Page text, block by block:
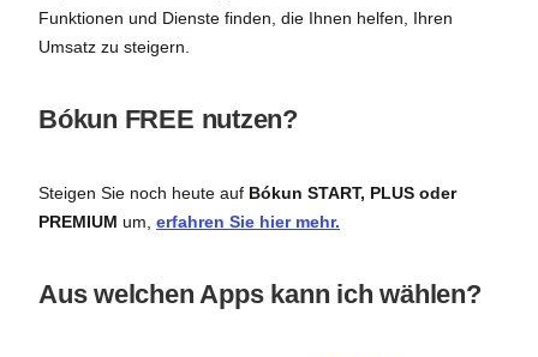
Funktionen und Dienste finden, die Ihnen helfen, Ihren
Umsatz zu steigern.
Bókun FREE nutzen?
Steigen Sie noch heute auf Bókun START, PLUS oder
PREMIUM um, erfahren Sie hier mehr.
Aus welchen Apps kann ich wählen?